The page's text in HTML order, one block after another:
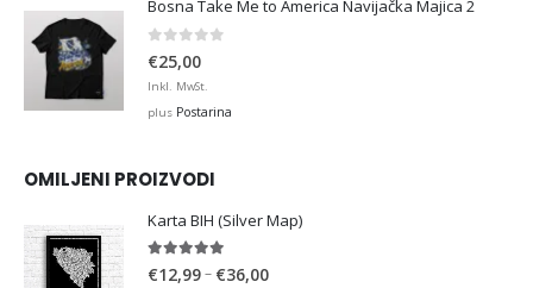
Bosna Take Me to America Navijačka Majica 2
€25,00
Inkl. MwSt.
plus Postarina
OMILJENI PROIZVODI
Karta BIH (Silver Map)
4.95out of 5
€12,99– €36,00Price